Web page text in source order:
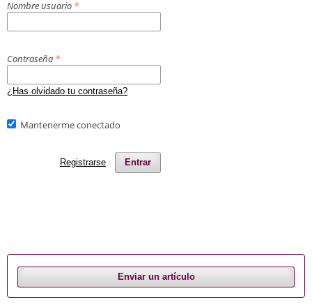
Nombre usuario *
Contraseña *
¿Has olvidado tu contraseña?
Mantenerme conectado
Entrar
Registrarse
Enviar un artículo